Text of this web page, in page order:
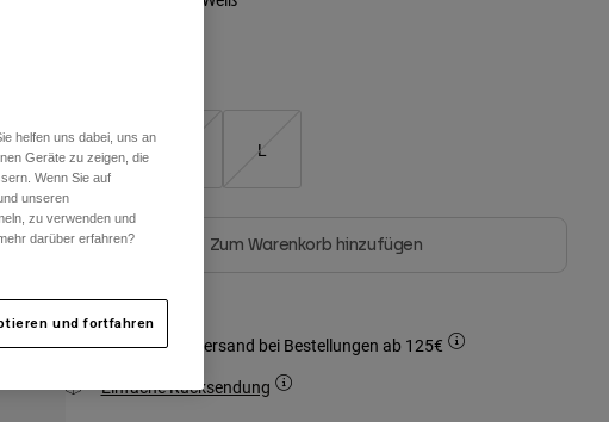
S L
Zum Warenkorb hinzufügen
Kostenloser Versand bei Bestellungen ab 125€
Einfache Rücksendung
helfen uns dabei, uns an
Geräte zu zeigen, die
Wenn Sie auf
unseren
zu verwenden und
darüber erfahren?
und fortfahren